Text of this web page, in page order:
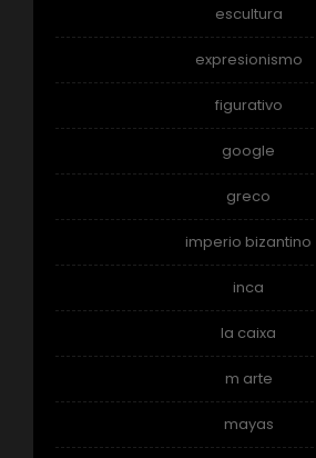
escultura
expresionismo
figurativo
google
greco
imperio bizantino
inca
la caixa
m arte
mayas